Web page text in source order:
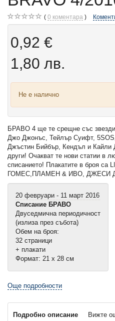
0 коментара
0,92 €
1,80 лв.
Не е налично
БРАВО 4 ще те срещне със
Джо Джонъс, Тейлър Суифт,
Джъстин Бийбър, Кендъл и Кайли
други! Очакват те нови статии в
списанието! Плакатите в броя
ГОМЕС,ПЛАМЕН & ИВО, ДЖЕСИ
20 февруари - 11 март 2016
Списание БРАВО
Двуседмична периодичност
(излиза през събота)
Обем на броя:
32 страници
+ плакати
Формат: 21 х 28 см
Още подробности
Подробно описание Вижте